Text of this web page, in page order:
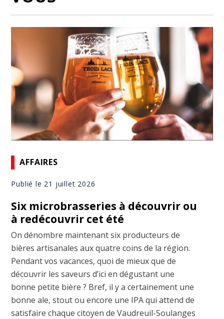
AFFAIRES
Publié le 21 juillet 2026
Six microbrasseries à découvrir ou
à redécouvrir cet été
On dénombre maintenant six producteurs de
bières artisanales aux quatre coins de la région.
Pendant vos vacances, quoi de mieux que de
découvrir les saveurs d’ici en dégustant une
bonne petite bière ? Bref, il y a certainement une
bonne ale, stout ou encore une IPA qui attend de
satisfaire chaque citoyen de Vaudreuil-Soulanges